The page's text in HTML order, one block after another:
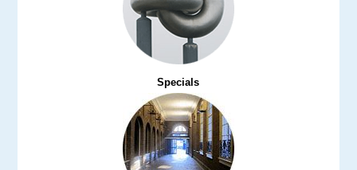
Specials